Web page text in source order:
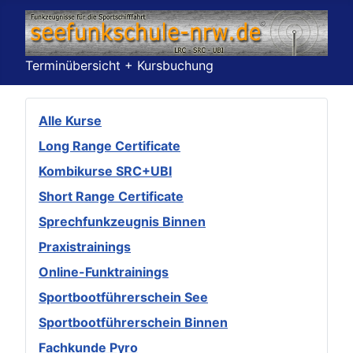
Terminübersicht + Kursbuchung
Alle Kurse
Long Range Certificate
Kombikurse SRC+UBI
Short Range Certificate
Sprechfunkzeugnis Binnen
Praxistrainings
Online-Funktrainings
Sportbootführerschein See
Sportbootführerschein Binnen
Fachkunde Pyro